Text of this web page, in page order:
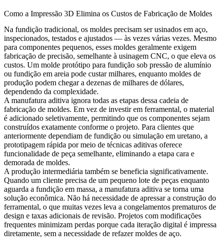
Como a Impressão 3D Elimina os Custos de Fabricação de Moldes
Na fundição tradicional, os moldes precisam ser usinados em aço,
inspecionados, testados e ajustados — às vezes várias vezes. Mesmo
para componentes pequenos, esses moldes geralmente exigem
fabricação de precisão, semelhante à usinagem CNC, o que eleva os
custos. Um molde protótipo para fundição sob pressão de alumínio
ou fundição em areia pode custar milhares, enquanto moldes de
produção podem chegar a dezenas de milhares de dólares,
dependendo da complexidade.
A manufatura aditiva ignora todas as etapas dessa cadeia de
fabricação de moldes. Em vez de investir em ferramental, o material
é adicionado seletivamente, permitindo que os componentes sejam
construídos exatamente conforme o projeto. Para clientes que
anteriormente dependiam de fundição ou simulação em uretano, a
prototipagem rápida por meio de técnicas aditivas oferece
funcionalidade de peça semelhante, eliminando a etapa cara e
demorada de moldes.
A produção intermediária também se beneficia significativamente.
Quando um cliente precisa de um pequeno lote de peças enquanto
aguarda a fundição em massa, a manufatura aditiva se torna uma
solução econômica. Não há necessidade de apressar a construção do
ferramental, o que muitas vezes leva a congelamentos prematuros de
design e taxas adicionais de revisão. Projetos com modificações
frequentes minimizam perdas porque cada iteração digital é impressa
diretamente, sem a necessidade de refazer moldes de aço.